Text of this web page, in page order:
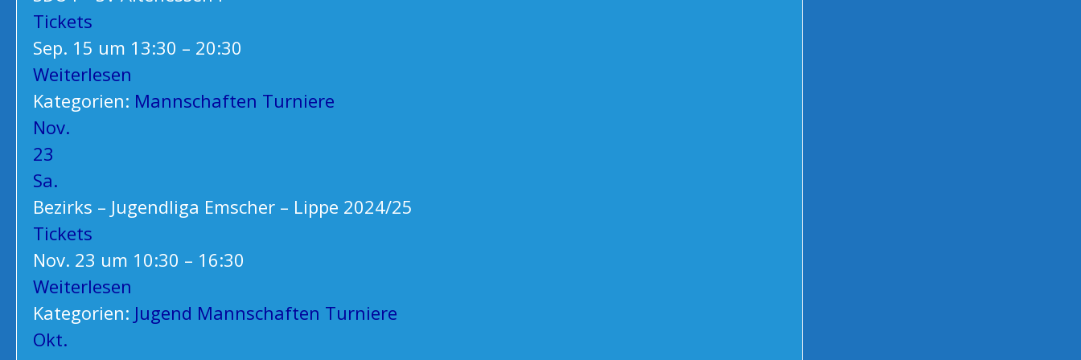
Tickets
Sep. 15 um 13:30 – 20:30
Weiterlesen
Kategorien: Mannschaften Turniere
Nov.
23
Sa.
Bezirks – Jugendliga Emscher – Lippe 2024/25
Tickets
Nov. 23 um 10:30 – 16:30
Weiterlesen
Kategorien: Jugend Mannschaften Turniere
Okt.